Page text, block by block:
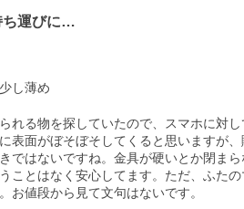
ち運びに…
少し薄め
れる物を探していたので、スマホに対
表面がぼそぼそしてくると思いますが
ではないですね。金具が硬いとか閉ま
ことはなく安心してます。ただ、ふた
お値段から見て文句はないです。